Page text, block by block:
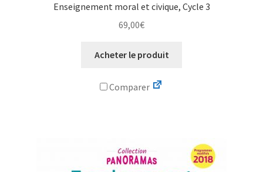
Enseignement moral et civique, Cycle 3
69,00€
Acheter le produit
Comparer